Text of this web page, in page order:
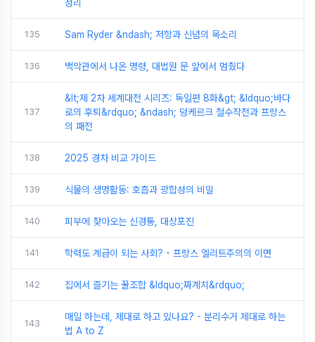
정리
135 Sam Ryder &ndash; 저항과 신념의 목소리
136 백악관에서 나온 명령, 대법원 문 앞에서 멈췄다
137
&lt;제 2차 세계대전 시리즈: 독일편 8화&gt; &ldquo;바다
로의 후퇴&rdquo; &ndash; 덩케르크 철수작전과 프랑스
의 패전
138 2025 경차 비교 가이드
139 식물의 생명활동: 호흡과 광합성의 비밀
140 피부에 찾아오는 신경통, 대상포진
141 학력도 계급이 되는 사회? - 프랑스 엘리트주의의 이면
142 집에서 즐기는 꿀조합 &ldquo;짜계치&rdquo;
143
매일 하는데, 제대로 하고 있나요? - 분리수거 제대로 하는
법 A to Z